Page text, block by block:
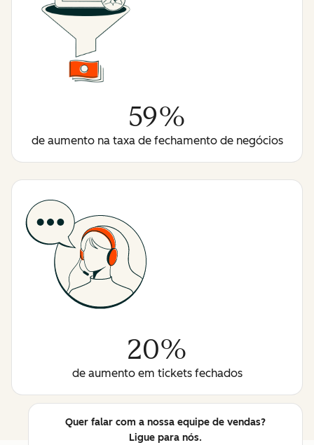
59%
de aumento na taxa de fechamento de negócios
20%
de aumento em tickets fechados
Quer falar com a nossa equipe de vendas?
Ligue para nós.